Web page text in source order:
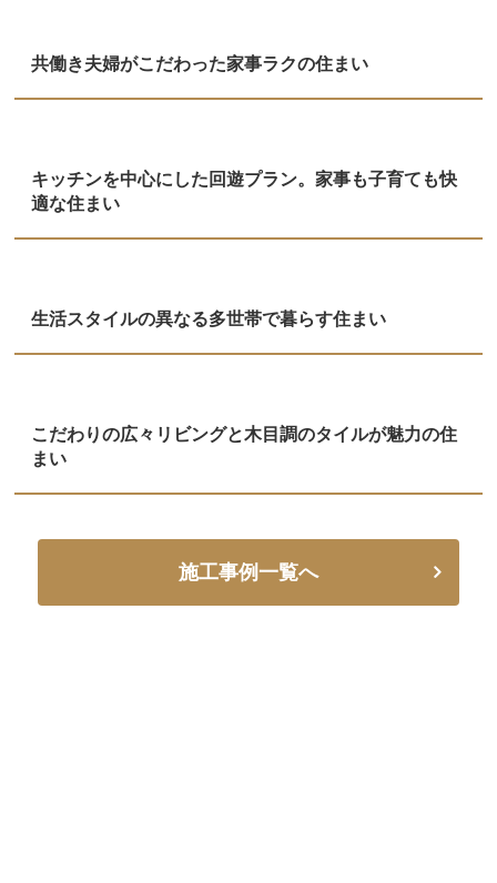
共働き夫婦がこだわった家事ラクの住まい
キッチンを中心にした回遊プラン。家事も子育ても快
適な住まい
生活スタイルの異なる多世帯で暮らす住まい
こだわりの広々リビングと木目調のタイルが魅力の住
まい
施工事例一覧へ